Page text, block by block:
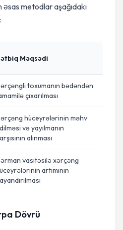
metodlar aşağıdakı
Məqsədi
toxumanın bədəndən
çıxarılması
hüceyrələrinin məhv
və yayılmanın
alınması
vasitəsilə xərçəng
artımının
Dövrü